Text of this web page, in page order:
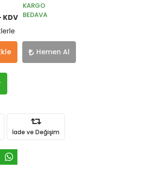
KDV
KARGO
BEDAVA
Hemen Al
İade ve Değişim